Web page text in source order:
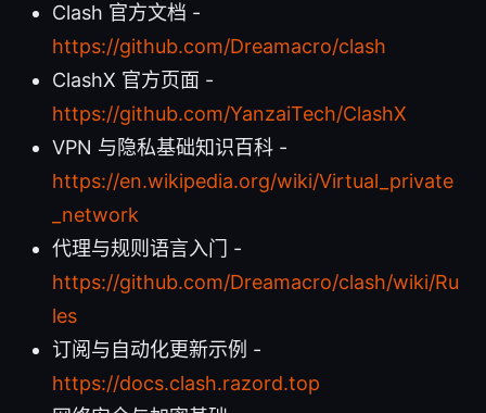
Clash 官方文档 -
https://github.com/Dreamacro/clash
ClashX 官方页面 -
https://github.com/YanzaiTech/ClashX
VPN 与隐私基础知识百科 -
https://en.wikipedia.org/wiki/Virtual_private
_network
代理与规则语言入门 -
https://github.com/Dreamacro/clash/wiki/Ru
les
订阅与自动化更新示例 -
https://docs.clash.razord.top